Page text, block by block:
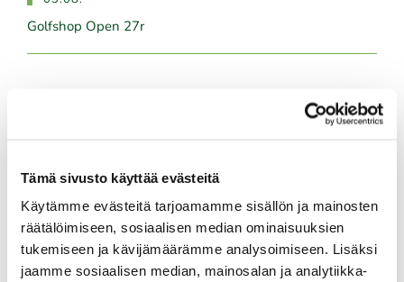
Tämä sivusto käyttää evästeitä
Käytämme evästeitä tarjoamamme sisällön ja mainosten
räätälöimiseen, sosiaalisen median ominaisuuksien
tukemiseen ja kävijämäärämme analysoimiseen. Lisäksi
jaamme sosiaalisen median, mainosalan ja analytiikka-
Golfshop Open 27r
Green Card kurssi Ma 10.8. klo 17-21
10.08.
11.08.